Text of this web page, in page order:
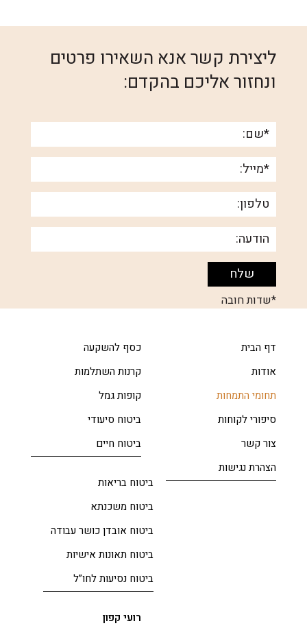
ליצירת קשר אנא השאירו פרטים
ונחזור אליכם בהקדם:
*שדות חובה
דף הבית
אודות
תחומי התמחות
סיפורי לקוחות
צור קשר
הצהרת נגישות
כסף להשקעה
קרנות השתלמות
קופות גמל
ביטוח סיעודי
ביטוח חיים
ביטוח בריאות
ביטוח משכנתא
ביטוח אובדן כושר עבודה
ביטוח תאונות אישיות
ביטוח נסיעות לחו”ל
רועי קפון